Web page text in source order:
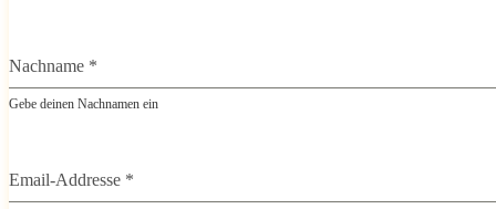
Nachname *
Gebe deinen Nachnamen ein
Email-Addresse *